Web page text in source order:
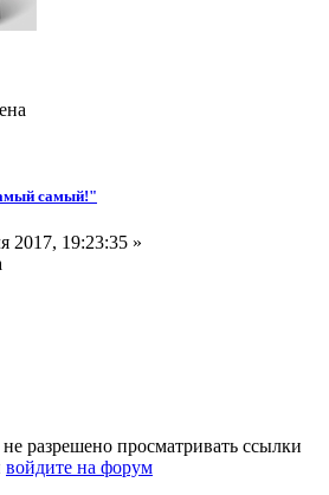
самый!"
2017, 19:23:35 »
разрешено просматривать ссылки
войдите на форум